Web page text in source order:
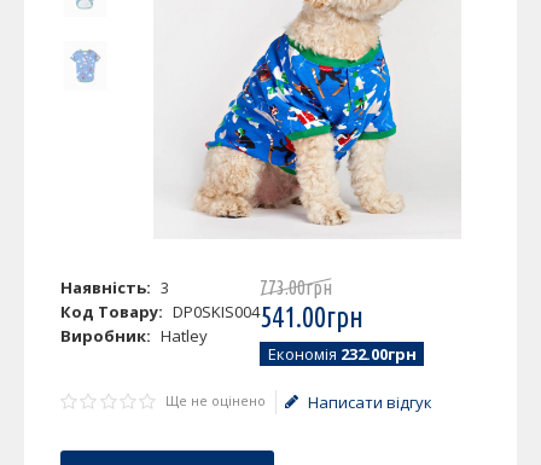
Наявність: 3
Код Товару: DP0SKIS004
Виробник: Hatley
773.00грн
541.00грн
Економія 232.00грн
Ще не оцінено Написати відгук